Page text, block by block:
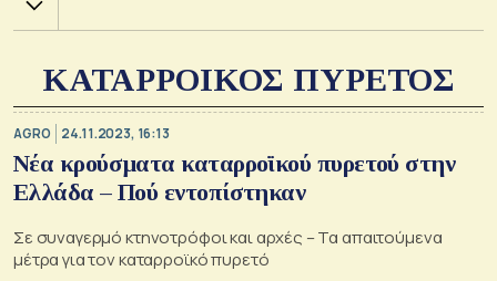
Χ.Α.
ΚΑΤΑΡΡΟΙΚΟΣ ΠΥΡΕΤΟΣ
AGRO 24.11.2023, 16:13
Νέα κρούσματα καταρροϊκού πυρετού στην
Ελλάδα – Πού εντοπίστηκαν
Σε συναγερμό κτηνοτρόφοι και αρχές – Τα απαιτούμενα
μέτρα για τον καταρροϊκό πυρετό